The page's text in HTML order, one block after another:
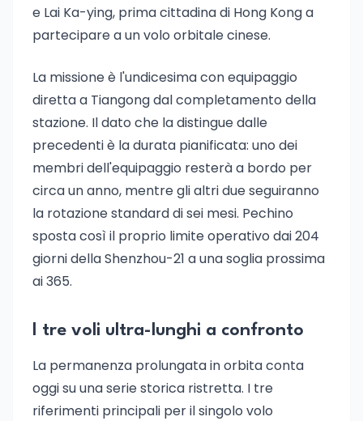
e Lai Ka-ying, prima cittadina di Hong Kong a
partecipare a un volo orbitale cinese.
La missione è l'undicesima con equipaggio
diretta a Tiangong dal completamento della
stazione. Il dato che la distingue dalle
precedenti è la durata pianificata: uno dei
membri dell'equipaggio resterà a bordo per
circa un anno, mentre gli altri due seguiranno
la rotazione standard di sei mesi. Pechino
sposta così il proprio limite operativo dai 204
giorni della Shenzhou-21 a una soglia prossima
ai 365.
I tre voli ultra-lunghi a confronto
La permanenza prolungata in orbita conta
oggi su una serie storica ristretta. I tre
riferimenti principali per il singolo volo